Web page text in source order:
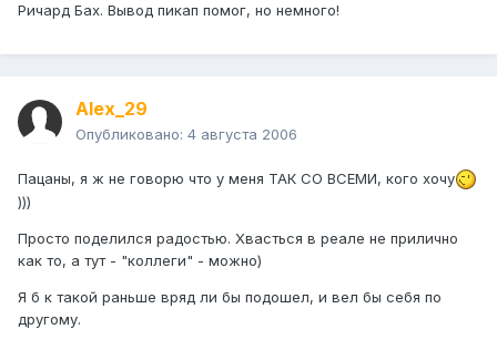
Ричард Бах. Вывод пикап помог, но немного!
Alex_29
Опубликовано: 4 августа 2006
Пацаны, я ж не говорю что у меня ТАК СО ВСЕМИ, кого хочу
)))
Просто поделился радостью. Хвасться в реале не прилично
как то, а тут - "коллеги" - можно)
Я б к такой раньше вряд ли бы подошел, и вел бы себя по
другому.